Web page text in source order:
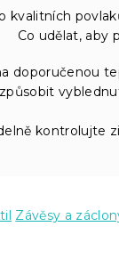
kvalitních
Co udělat, aby
doporučenou
kontrolujte
Závěsy a